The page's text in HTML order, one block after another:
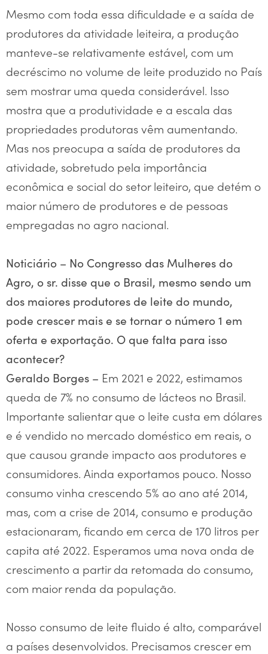
Mesmo com toda essa dificuldade e a saída de
produtores da atividade leiteira, a produção
manteve-se relativamente estável, com um
decréscimo no volume de leite produzido no País
sem mostrar uma queda considerável. Isso
mostra que a produtividade e a escala das
propriedades produtoras vêm aumentando.
Mas nos preocupa a saída de produtores da
atividade, sobretudo pela importância
econômica e social do setor leiteiro, que detém o
maior número de produtores e de pessoas
empregadas no agro nacional.
Noticiário – No Congresso das Mulheres do
Agro, o sr. disse que o Brasil, mesmo sendo um
dos maiores produtores de leite do mundo,
pode crescer mais e se tornar o número 1 em
oferta e exportação. O que falta para isso
acontecer?
Geraldo Borges – Em 2021 e 2022, estimamos
queda de 7% no consumo de lácteos no Brasil.
Importante salientar que o leite custa em dólares
e é vendido no mercado doméstico em reais, o
que causou grande impacto aos produtores e
consumidores. Ainda exportamos pouco. Nosso
consumo vinha crescendo 5% ao ano até 2014,
mas, com a crise de 2014, consumo e produção
estacionaram, ficando em cerca de 170 litros per
capita até 2022. Esperamos uma nova onda de
crescimento a partir da retomada do consumo,
com maior renda da população.
Nosso consumo de leite fluido é alto, comparável
a países desenvolvidos. Precisamos crescer em